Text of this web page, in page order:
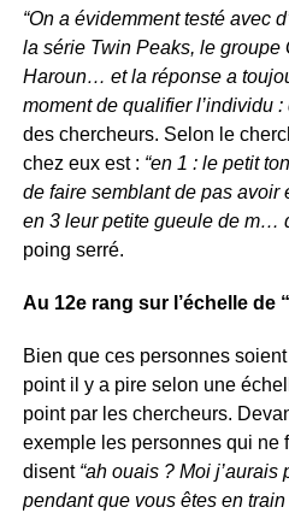
“On a évidemment testé avec
la série Twin Peaks, le groupe
Haroun… et la réponse a
moment de qualifier l’individu :
des chercheurs. Selon le
chez eux est : “en 1 : le petit
de faire semblant de pas avoir
en 3 leur petite gueule de m…
poing serré.
Au 12e rang sur l’échelle de
Bien que ces personnes
point il y a pire selon une
point par les chercheurs.
exemple les personnes qui ne
disent“ah ouais ? Moi j’aurais
pendant que vous êtes en